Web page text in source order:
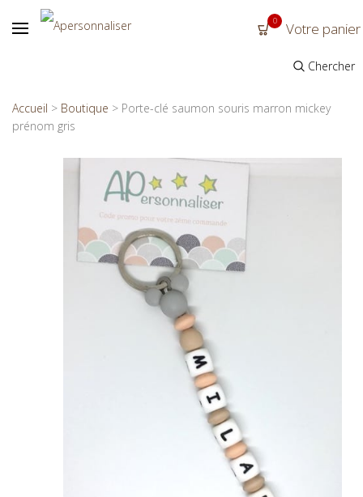
0 Votre panier
Chercher
Accueil > Boutique > Porte-clé saumon souris marron mickey
prénom gris